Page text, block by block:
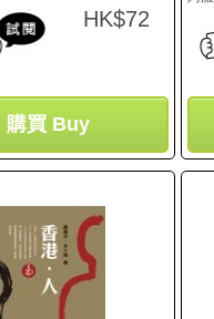
HK$72
購買 Buy